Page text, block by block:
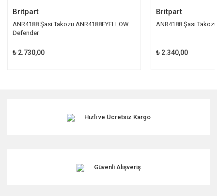
Britpart
ANR4188 Şasi Takozu ANR4188EYELLOW
Defender
₺ 2.730,00
Britpart
ANR4188 Şasi
₺ 2.340,00
Hızlı ve Ücretsiz Kargo
Güvenli Alışveriş